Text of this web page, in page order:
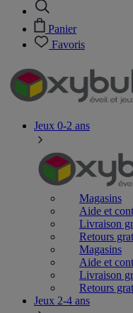
Panier
Favoris
Jeux 0-2 ans
Magasins
Aide et
Livraison
Retours
Magasins
Aide et
Livraison
Retours
Jeux 2-4 ans